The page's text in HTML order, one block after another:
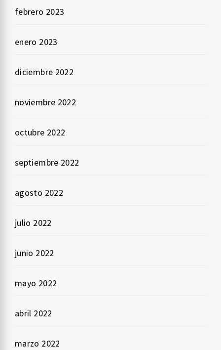
febrero 2023
enero 2023
diciembre 2022
noviembre 2022
octubre 2022
septiembre 2022
agosto 2022
julio 2022
junio 2022
mayo 2022
abril 2022
marzo 2022